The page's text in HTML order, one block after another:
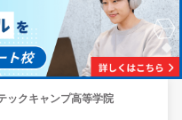
ックキャンプ高等学院